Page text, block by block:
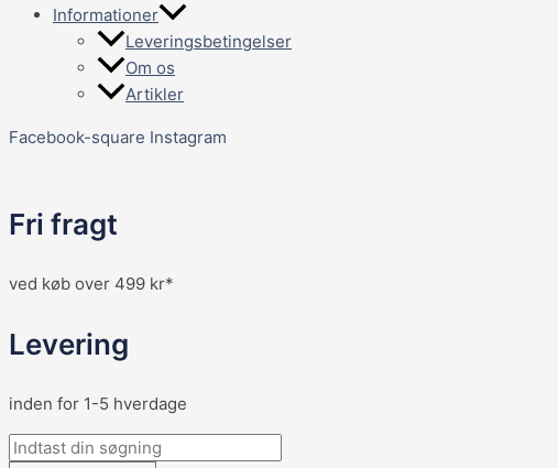
Informationer
Leveringsbetingelser
Om os
Artikler
Facebook-square Instagram
Fri fragt
ved køb over 499 kr*
Levering
inden for 1-5 hverdage